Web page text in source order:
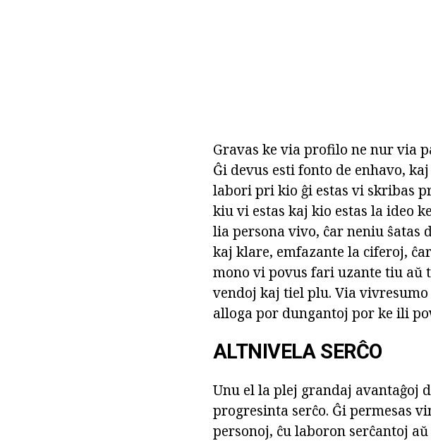
Gravas ke via profilo ne nur via
Ĝi devus esti fonto de enhavo,
labori pri kio ĝi estas vi skribas
kiu vi estas kaj kio estas la ideo
lia persona vivo, ĉar neniu
kaj klare, emfazante la ciferoj,
mono vi povus fari uzante tiu aŭ
vendoj kaj tiel plu. Via
alloga por dungantoj por ke ili
ALTNIVELA SERĈO
Unu el la plej grandaj avantaĝoj
progresinta serĉo. Ĝi permesas
personoj, ĉu laboron serĉantoj